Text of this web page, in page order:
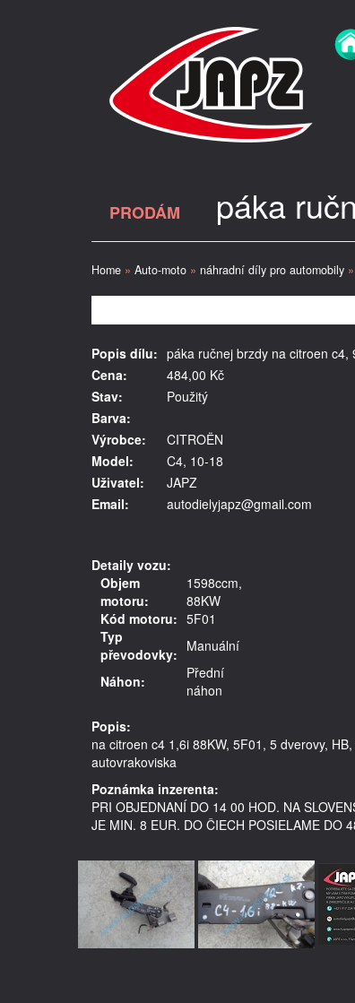
PRODÁM páka
Home » Auto-moto » náhradní díly pro automobily »
Popis dílu: páka ručnej brzdy na citroen c4,
Cena:
484,00 Kč
Stav:
Použitý
Barva:
Výrobce:
CITROËN
Model:
C4, 10-18
Uživatel:
JAPZ
Email:
autodielyjapz@gmail.com
Detaily vozu:
Objem
motoru:
1598ccm,
88KW
Kód motoru: 5F01
Typ
převodovky: Manuální
Náhon:
Přední
náhon
Popis:
na citroen c4 1,6i 88KW, 5F01, 5 dverovy,
autovrakoviska
Poznámka inzerenta:
PRI OBJEDNANÍ DO 14 00 HOD. NA
JE MIN. 8 EUR. DO ČIECH POSIELAME DO